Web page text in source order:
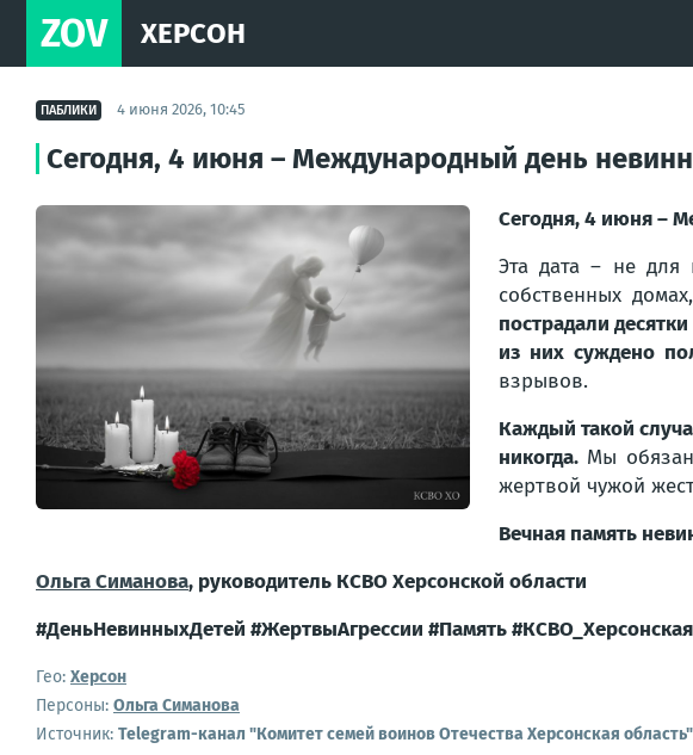
ZOV ХЕРСОН
ПАБЛИКИ 4 июня 2026, 10:45
Сегодня, 4 июня – Международный день
Сегодня, 4 июня –
Эта дата – не
собственных
пострадали
из них суждено
взрывов.
Каждый такой
никогда. Мы
жертвой чужой
Вечная память
Ольга Симанова, руководитель КСВО Херсонской области
#ДеньНевинныхДетей #ЖертвыАгрессии #Память
Гео: Херсон
Персоны: Ольга Симанова
Источник: Telegram-канал "Комитет семей воинов Отечества Херсонская область"